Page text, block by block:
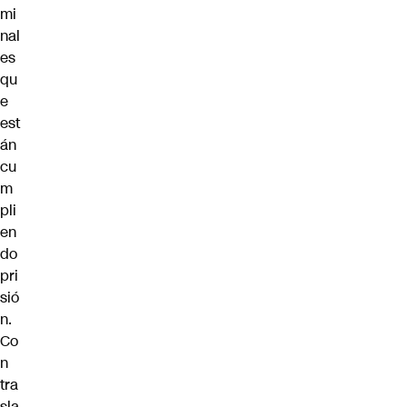
mi
nal
es
qu
e
est
án
cu
m
pli
en
do
pri
sió
n.
Co
n
tra